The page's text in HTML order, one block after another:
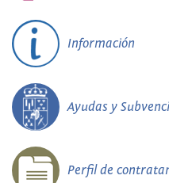
Información
Ayudas y
Perfil de